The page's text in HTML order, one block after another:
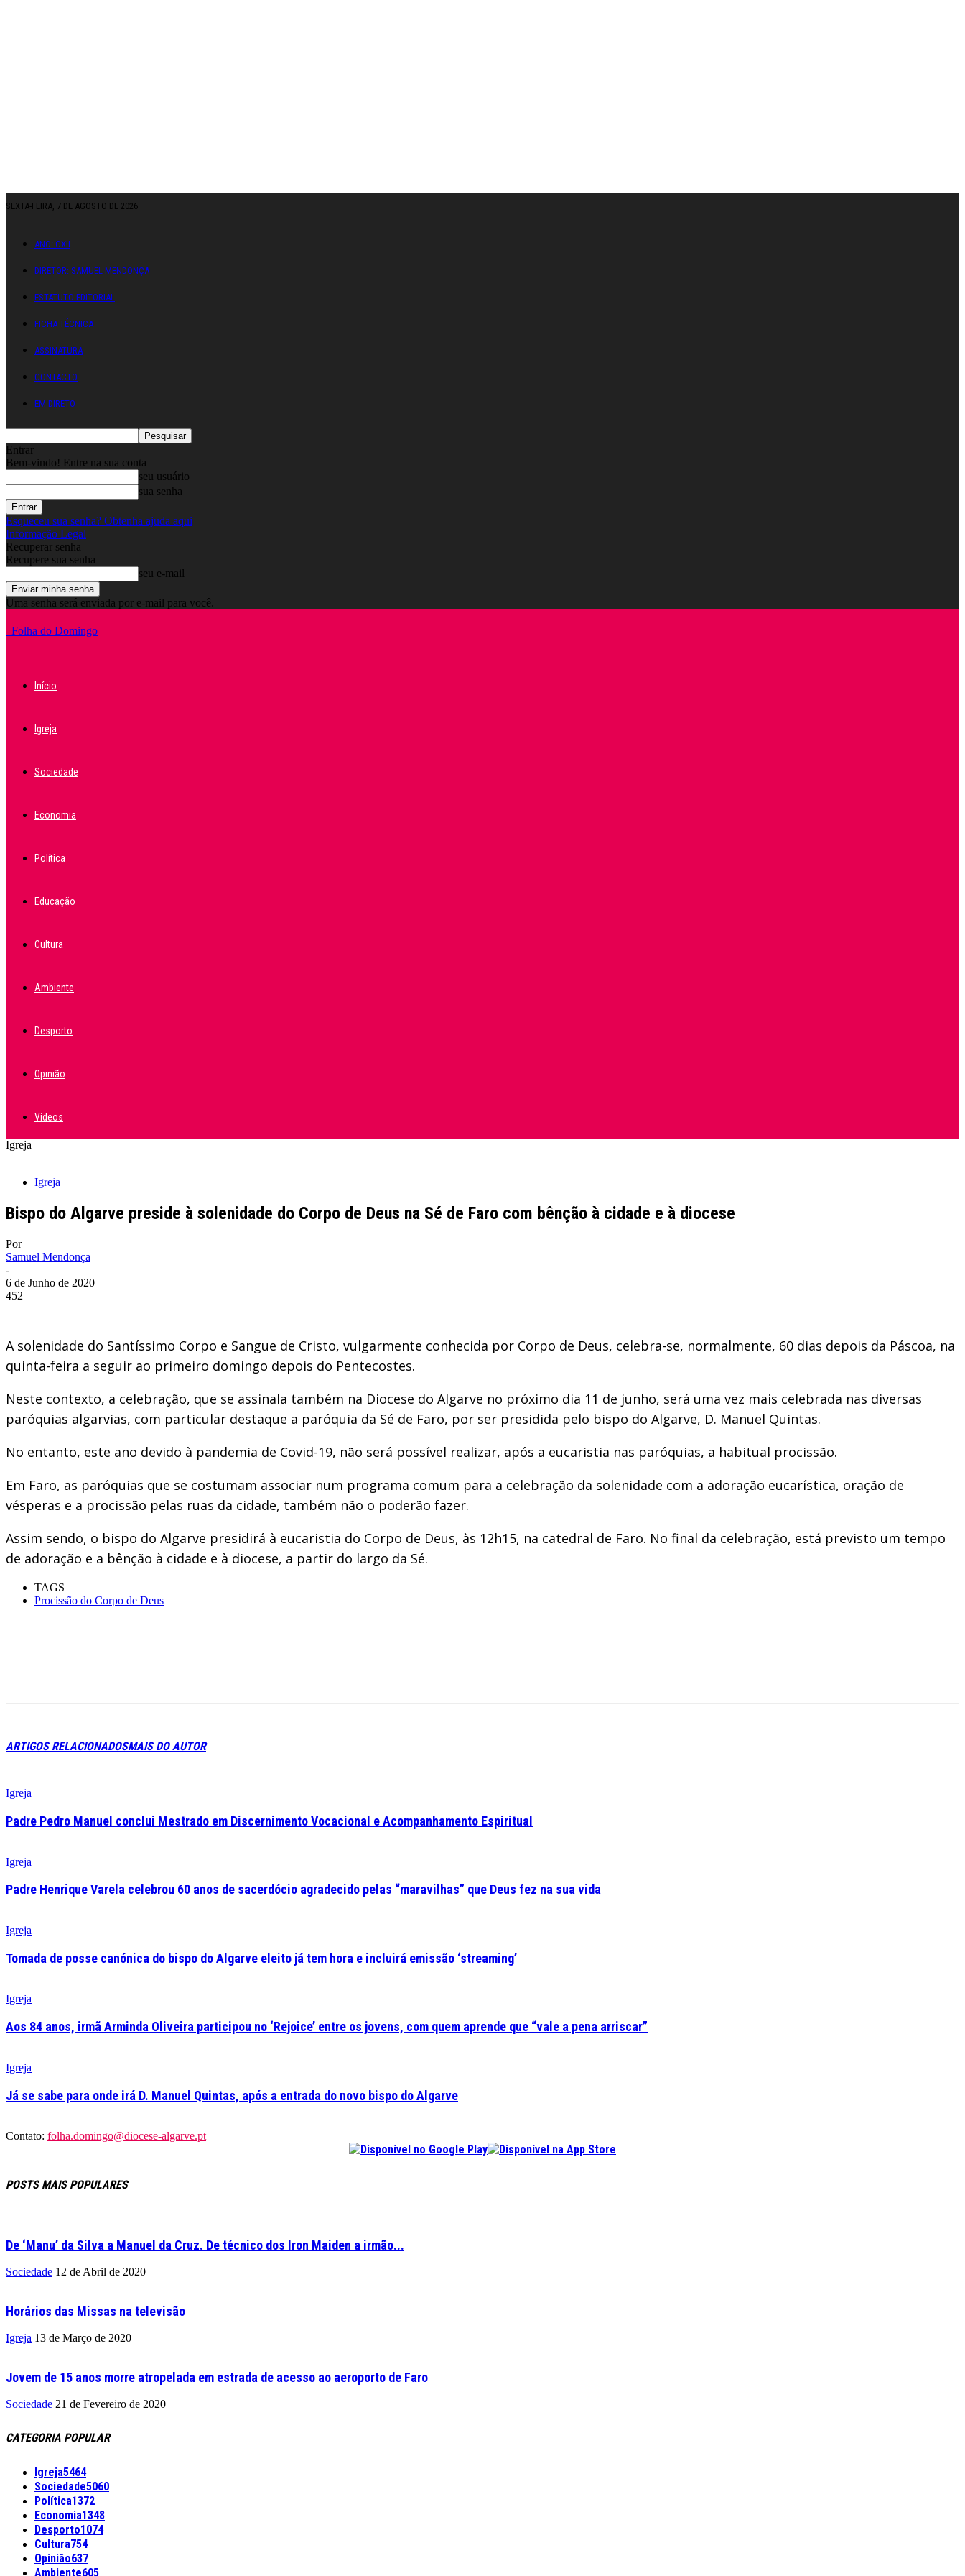
SEXTA-FEIRA, 7 DE AGOSTO DE 2026
ANO: CXII
DIRETOR: SAMUEL MENDONÇA
ESTATUTO EDITORIAL
FICHA TÉCNICA
ASSINATURA
CONTACTO
EM DIRETO
Entrar
Bem-vindo! Entre na sua conta
seu usuário
sua senha
Esqueceu sua senha? Obtenha ajuda aqui
Informação Legal
Recuperar senha
Recupere sua senha
seu e-mail
Uma senha será enviada por e-mail para você.
Folha do Domingo
Início
Igreja
Sociedade
Economia
Política
Educação
Cultura
Ambiente
Desporto
Opinião
Vídeos
Igreja
Igreja
Bispo do Algarve preside à solenidade do Corpo de Deus na Sé de Faro com bênção à cidade e à diocese
Por
Samuel Mendonça
-
6 de Junho de 2020
452
A solenidade do Santíssimo Corpo e Sangue de Cristo, vulgarmente conhecida por Corpo de Deus, celebra-se, normalmente, 60 dias depois da Páscoa, na
quinta-feira a seguir ao primeiro domingo depois do Pentecostes.
Neste contexto, a celebração, que se assinala também na Diocese do Algarve no próximo dia 11 de junho, será uma vez mais celebrada nas diversas
paróquias algarvias, com particular destaque a paróquia da Sé de Faro, por ser presidida pelo bispo do Algarve, D. Manuel Quintas.
No entanto, este ano devido à pandemia de Covid-19, não será possível realizar, após a eucaristia nas paróquias, a habitual procissão.
Em Faro, as paróquias que se costumam associar num programa comum para a celebração da solenidade com a adoração eucarística, oração de
vésperas e a procissão pelas ruas da cidade, também não o poderão fazer.
Assim sendo, o bispo do Algarve presidirá à eucaristia do Corpo de Deus, às 12h15, na catedral de Faro. No final da celebração, está previsto um tempo
de adoração e a bênção à cidade e à diocese, a partir do largo da Sé.
TAGS
Procissão do Corpo de Deus
ARTIGOS RELACIONADOSMAIS DO AUTOR
Igreja
Padre Pedro Manuel conclui Mestrado em Discernimento Vocacional e Acompanhamento Espiritual
Igreja
Padre Henrique Varela celebrou 60 anos de sacerdócio agradecido pelas “maravilhas” que Deus fez na sua vida
Igreja
Tomada de posse canónica do bispo do Algarve eleito já tem hora e incluirá emissão ‘streaming’
Igreja
Aos 84 anos, irmã Arminda Oliveira participou no ‘Rejoice’ entre os jovens, com quem aprende que “vale a pena arriscar”
Igreja
Já se sabe para onde irá D. Manuel Quintas, após a entrada do novo bispo do Algarve
Contato: folha.domingo@diocese-algarve.pt
POSTS MAIS POPULARES
De ‘Manu’ da Silva a Manuel da Cruz. De técnico dos Iron Maiden a irmão...
Sociedade 12 de Abril de 2020
Horários das Missas na televisão
Igreja 13 de Março de 2020
Jovem de 15 anos morre atropelada em estrada de acesso ao aeroporto de Faro
Sociedade 21 de Fevereiro de 2020
CATEGORIA POPULAR
Igreja5464
Sociedade5060
Política1372
Economia1348
Desporto1074
Cultura754
Opinião637
Ambiente605